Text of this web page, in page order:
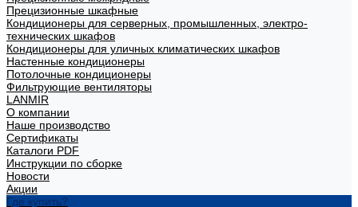
Прецизионные шкафные
Кондиционеры для серверных, промышленных, электро-
технических шкафов
Кондиционеры для уличных климатических шкафов
Настенные кондиционеры
Потолочные кондиционеры
Фильтрующие вентиляторы
LANMIR
О компании
Наше производство
Сертификаты
Каталоги PDF
Инструкции по сборке
Новости
Акции
Где купить?